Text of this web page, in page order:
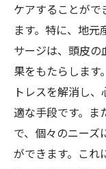
ケアすることがで
ます。特に、地
サージは、頭皮
果をもたらします
トレスを解消し
適な手段です。ま
で、個々のニーズ
ができます。これ